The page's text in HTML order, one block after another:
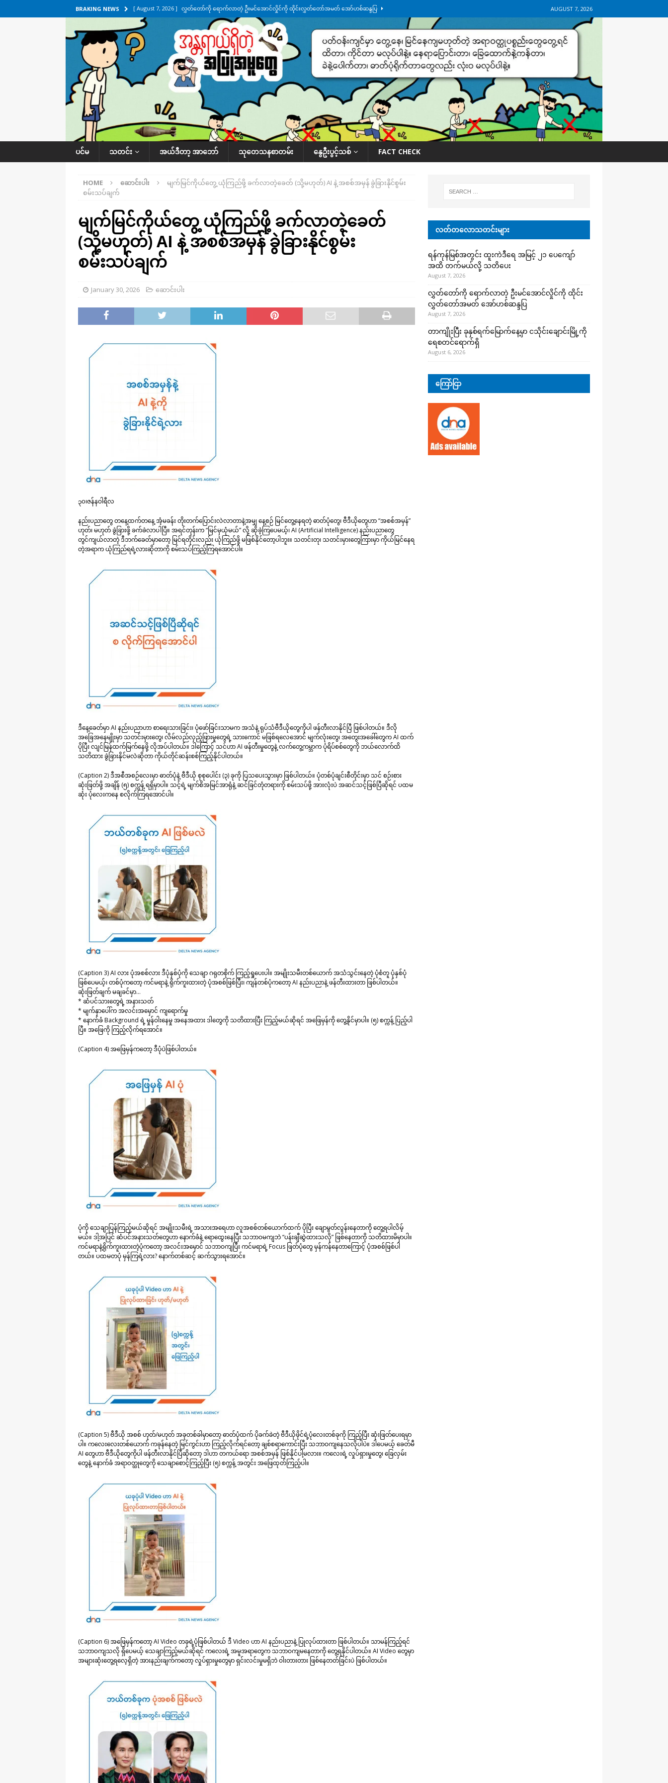
BRAKING NEWS [ August 7, 2026 ] လွှတ်တော်ကို ရောက်လာတဲ့ ဦးမင်အောင်လှိုင်ကို ထိုင်းလွှတ်တော်အမတ် အော်ဟစ်ဆန္ဒပြ
UNCATEGORIZED
[ August 6, 2026 ] တာကျိုးပြီး ခုနှစ်ရက်မြောက်နေ့မှာ ငသိုင်းချောင်းမြို့ကို ရေစတင်ရောက်ရှိ ဒေသအလိုက် သတင်း
ကဏ္ဍ
[ August 6, 2026 ] လေးမျက်နှာမှာ ရေဘေးကူနေတဲ့ ငသိုင်းချောင်းဒေသခံ လူငယ်တဦး ရေစီးနဲ့မျောပါသေဆုံး ဒေသ
အလိုက် သတင်းကဏ္ဍ
[ August 6, 2026 ] ရေကြီးနေတဲ့ လေးမျက်နှာမှာ ဖုန်းလိုင်းတွေ ပြတ်တောက်နေ ဒေသအလိုက် သတင်းကဏ္ဍ
[ August 7, 2026 ] ရန်ကုန်မြစ်အတွင်း ထူးကဲဒီရေ အ​မြင့် ၂၁ ပေကျော်အထိ တက်မယ်လို့ သတိပေး ဒေသအလိုက်
သတင်းကဏ္ဍ
AUGUST 7, 2026
ပင်မ သတင်း အယ်ဒီတာ့ အာဘော် သုတေသနစာတမ်း နွေဦးပွင့်သစ် FACT CHECK
HOME ဆောင်းပါး
မျက်မြင်ကိုယ်တွေ့ ယုံကြည်ဖို့ ခက်လာတဲ့ခေတ် (သို့မဟုတ်) AI နဲ့ အစစ်အမှန် ခွဲခြားနိုင်စွမ်း
စမ်းသပ်ချက်
မျက်မြင်ကိုယ်တွေ့ ယုံကြည်ဖို့ ခက်လာတဲ့ခေတ်
(သို့မဟုတ်) AI နဲ့ အစစ်အမှန် ခွဲခြားနိုင်စွမ်း
စမ်းသပ်ချက်
January 30, 2026 ဆောင်းပါး
၃၀၊ဇန်နဝါရီလ
နည်းပညာတွေ တနေ့ထက်တနေ့ အံ့မခန်း တိုးတက်ပြောင်းလဲလာတာနဲ့အမျှ နေ့စဉ် မြင်တွေ့နေရတဲ့ ဓာတ်ပုံတွေ၊ ဗီဒီယိုတွေဟာ “အစစ်အမှန်”
ဟုတ်၊ မဟုတ် ခွဲခြားဖို့ ခက်ခဲလာပါပြီ။ အရင်တုန်းက “မြင်မှယုံမယ်” လို့ ဆိုခဲ့ကြပေမယ့်၊ AI (Artificial Intelligence) နည်းပညာတွေ
တွင်ကျယ်လာတဲ့ ဒီဘက်ခေတ်မှာတော့ မြင်ရတိုင်းလည်း ယုံကြည်ဖို့ မဖြစ်နိုင်တော့ပါဘူး။ သတင်းတု၊ သတင်းမှားတွေကြားမှာ ကိုယ်မြင်နေရ
တဲ့အရာက ယုံကြည်ရရဲ့လားဆိုတာကို စမ်းသပ်ကြည့်ကြရအောင်ပါ။
ဒီနေ့ခေတ်မှာ AI နည်းပညာဟာ စာရေးသားခြင်း၊ ပုံဖော်ခြင်းသာမက အသံနဲ့ ရုပ်သံဗီဒီယိုတွေကိုပါ ဖန်တီးလာနိုင်ပြီ ဖြစ်ပါတယ်။ ဒီလို
အခြေအနေမျိုးမှာ သတင်းမှားတွေ၊ လိမ်လည်လှည့်ဖြားမှုတွေရဲ့ သားကောင် မဖြစ်ရလေအောင် မျက်လုံးတွေ၊ အတွေးအခေါ်တွေက AI ထက်
ပိုပြီး လျင်မြန်ထက်မြက်နေဖို့ လိုအပ်ပါတယ်။ ဒါကြောင့် သင်ဟာ AI ဖန်တီးမှုတွေနဲ့ လက်တွေ့ကမ္ဘာက ပုံရိပ်စစ်တွေကို ဘယ်လောက်ထိ
သတိထား ခွဲခြားနိုင်မလဲဆိုတာ ကိုယ်တိုင်ဆန်းစစ်ကြည့်နိုင်ပါတယ်။
(Caption 2) ဒီအစီအစဉ်လေးမှာ ဓာတ်ပုံနဲ့ ဗီဒီယို စုစုပေါင်း (၃) ခုကို ပြသပေးသွားမှာ ဖြစ်ပါတယ်။ ပုံတစ်ပုံချင်းစီတိုင်းမှာ သင် စဉ်းစား
ဆုံးဖြတ်ဖို့ အချိန် (၅) စက္ကန့် ရရှိမှာပါ။ သင့်ရဲ့ မျက်စိအမြင်အာရုံနဲ့ ဆင်ခြင်တုံတရားကို စမ်းသပ်ဖို့ အားလုံးပဲ အဆင်သင့်ဖြစ်ပြီဆိုရင် ပထမ
ဆုံး ပုံလေးကနေ စလိုက်ကြရအောင်ပါ။
(Caption 3) AI လား ပုံအစစ်လား ဒီပုံနှစ်ပုံကို သေချာ ဂရုတစိုက် ကြည့်ရှုပေးပါ။ အမျိုးသမီးတစ်ယောက် အသံသွင်းနေတဲ့ ပုံစံတူ ပုံနှစ်ပုံ
ဖြစ်ပေမယ့်၊ တစ်ပုံကတော့ ကင်မရာနဲ့ ရိုက်ကူးထားတဲ့ ပုံအစစ်ဖြစ်ပြီး၊ ကျန်တစ်ပုံကတော့ AI နည်းပညာနဲ့ ဖန်တီးထားတာ ဖြစ်ပါတယ်။
ဆုံးဖြတ်ချက် မချခင်မှာ…
* ဆံပင်သားတွေရဲ့ အနားသတ်
* မျက်နှာပေါ်က အလင်းအမှောင် ကျရောက်မှု
* နောက်ခံ Background ရဲ့ မှုန်ဝါးနေမှု အနေအထား ဒါတွေကို သတိထားပြီး ကြည့်မယ်ဆိုရင် အဖြေမှန်ကို တွေ့နိုင်မှာပါ။ (၅) စက္ကန့် ပြည့်ပါ
ပြီ။ အဖြေကို ကြည့်လိုက်ရအောင်။
(Caption 4) အဖြေမှန်ကတော့ ဒီပုံပဲဖြစ်ပါတယ်။
ပုံကို သေချာပြန်ကြည့်မယ်ဆိုရင် အမျိုးသမီးရဲ့ အသားအရေဟာ လူအစစ်တစ်ယောက်ထက် ပိုပြီး ချောမွတ်လွန်းနေတာကို တွေ့ရပါလိမ့်
မယ်။ ဒါ့အပြင် ဆံပင်အနားသတ်တွေဟာ နောက်ခံနဲ့ ရောထွေးနေပြီး သဘာဝမကျဘဲ “ပန်းချီဆွဲထားသလို” ဖြစ်နေတာကို သတိထားမိမှာပါ။
ကင်မရာနဲ့ရိုက်ကူးထားတဲ့ပုံကတော့ အလင်းအမှောင် သဘာဝကျပြီး ကင်မရာရဲ့ Focus ဖြတ်ပုံတွေ မှန်ကန်နေတာကြောင့် ပုံအစစ်ဖြစ်ပါ
တယ်။ ပထမတပုံ မှန်ကြရဲ့လား? နောက်တစ်ဆင့် ဆက်သွားရအောင်။
(Caption 5) ဗီဒီယို အစစ် ဟုတ်/မဟုတ် အခုတစ်ခါမှာတော့ ဓာတ်ပုံထက် ပိုခက်ခဲတဲ့ ဗီဒီယိုဖိုင်ရဲ့ပုံလေးတစ်ခုကို ကြည့်ပြီး ဆုံးဖြတ်ပေးရမှာ
ပါ။ ကလေးလေးတစ်ယောက် ကခုန်နေတဲ့ မြင်ကွင်းဟာ ကြည့်လိုက်ရင်တော့ ချစ်စရာကောင်းပြီး သဘာဝကျနေသလိုပါပဲ။ ဒါပေမယ့် ခေတ်မီ
AI တွေဟာ ဗီဒီယိုတွေကိုပါ ဖန်တီးလာနိုင်ပြီဆိုတော့ ဒါဟာ တကယ်ရော အစစ်အမှန် ဖြစ်နိုင်ပါ့မလား။ ကလေးရဲ့ လှုပ်ရှားမှုတွေ၊ ခြေလှမ်း
တွေနဲ့ နောက်ခံ အရာဝတ္ထုတွေကို သေချာစောင့်ကြည့်ပြီး (၅) စက္ကန့် အတွင်း အဖြေထုတ်ကြည့်ပါ။
(Caption 6) အဖြေမှန်ကတော့ AI Video တခုရဲ့ပုံဖြစ်ပါတယ် ဒီ Video ဟာ AI နည်းပညာနဲ့ ပြုလုပ်ထားတာ ဖြစ်ပါတယ်။ သာမန်ကြည့်ရင်
သဘာဝကျသလို ရှိပေမယ့် သေချာကြည့်မယ်ဆိုရင် ကလေးရဲ့ အမူအရာတွေက သဘာဝကျမနေတာကို တွေ့ရနိုင်ပါတယ်။ AI Video တွေမှာ
အများဆုံးတွေ့ရလေ့ရှိတဲ့ အားနည်းချက်ကတော့ လှုပ်ရှားမှုတွေမှာ ရှင်းလင်းမှုမရှိဘဲ ဝါးတားတား ဖြစ်နေတတ်ခြင်းပဲ ဖြစ်ပါတယ်။
လတ်တလောသတင်းများ
ရန်ကုန်မြစ်အတွင်း ထူးကဲဒီရေ အ​မြင့် ၂၁ ပေကျော်
အထိ တက်မယ်လို့ သတိပေး
August 7, 2026
လွှတ်တော်ကို ရောက်လာတဲ့ ဦးမင်အောင်လှိုင်ကို ထိုင်း
လွှတ်တော်အမတ် အော်ဟစ်ဆန္ဒပြ
August 7, 2026
တာကျိုးပြီး ခုနှစ်ရက်မြောက်နေ့မှာ ငသိုင်းချောင်းမြို့ကို
ရေစတင်ရောက်ရှိ
August 6, 2026
ကြော်ငြာ